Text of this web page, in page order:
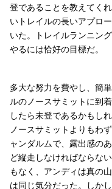
登であることを教えてく
いトレイルの長いアプロ
いた。トレイルランニン
やるには恰好の目標だ。
多大な努力を費やし、簡
ルのノースサミットに到
したら未登であるかもし
ノースサミットよりもわ
ャンダルムで、露出感の
ど縦走しなければならな
もなく、アンディは真の
は同じ気分だった。しか